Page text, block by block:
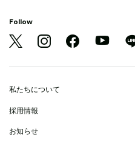
Follow
私たちについて
採用情報
お知らせ